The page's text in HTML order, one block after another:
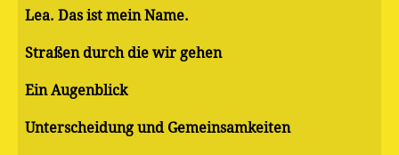
Lea. Das ist mein Name.
Straßen durch die wir gehen
Ein Augenblick
Unterscheidung und Gemeinsamkeiten